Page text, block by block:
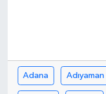
Adana Adıyaman